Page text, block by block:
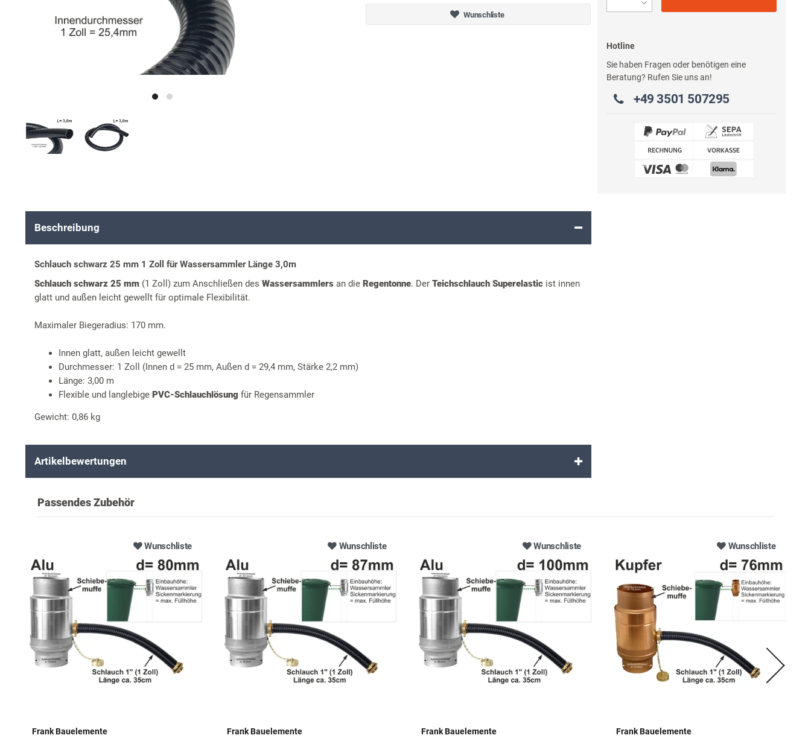
Hotline
Sie haben Fragen oder benötigen eine
Beratung? Rufen Sie uns an!
+49 3501 507295
Wunschliste
Beschreibung
Schlauch schwarz 25 mm 1 Zoll für Wassersammler Länge 3,0m
Schlauch schwarz 25 mm (1 Zoll) zum Anschließen des Wassersammlers an die Regentonne. Der Teichschlauch Superelastic ist innen
glatt und außen leicht gewellt für optimale Flexibilität.
Maximaler Biegeradius: 170 mm.
Innen glatt, außen leicht gewellt
Durchmesser: 1 Zoll (Innen d = 25 mm, Außen d = 29,4 mm, Stärke 2,2 mm)
Länge: 3,00 m
Flexible und langlebige PVC-Schlauchlösung für Regensammler
Gewicht: 0,86 kg
Artikelbewertungen
Passendes Zubehör
Wunschliste
Frank Bauelemente
Wunschliste
Frank Bauelemente
Wunschliste
Frank Bauelemente
Wunschliste
Frank Bauelemente